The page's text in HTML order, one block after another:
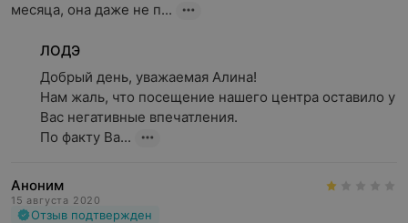
месяца, она даже не п...
ЛОДЭ
Добрый день, уважаемая Алина!
Нам жаль, что посещение нашего центра оставило у
Вас негативные впечатления.
По факту Ва...
Аноним
15 августа 2020
Отзыв подтвержден